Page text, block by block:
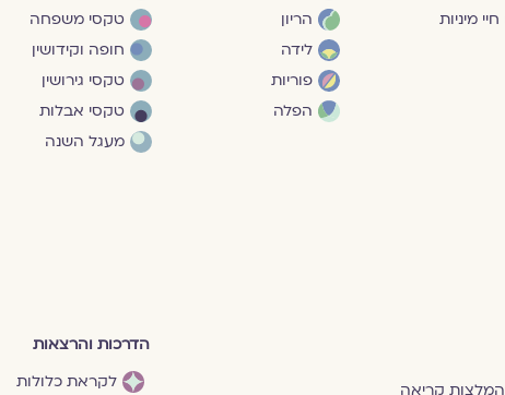
חיי מיניות
הריון
לידה
פוריות
הפלה
טקסי משפחה
חופה וקידושין
טקסי גירושין
טקסי אבלות
מעגל השנה
המלצות קריאה
הדרכות והרצאות
לקראת כלולות